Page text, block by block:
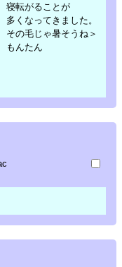
寝転がることが
多くなってきました。
その毛じゃ暑そうね＞
もんたん